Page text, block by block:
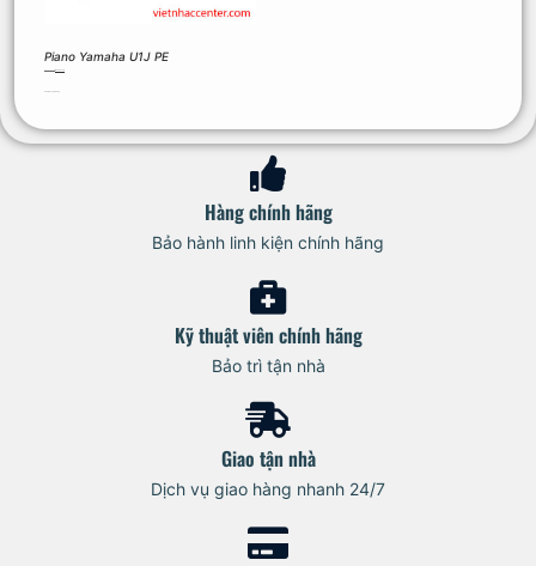
Piano Yamaha U1J PE
Hàng chính hãng
Bảo hành linh kiện chính hãng
Kỹ thuật viên chính hãng
Bảo trì tận nhà
Giao tận nhà
Dịch vụ giao hàng nhanh 24/7